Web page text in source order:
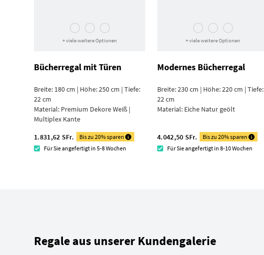
+ viele weitere Optionen
Bücherregal mit Türen
Breite: 180 cm | Höhe: 250 cm | Tiefe:
22 cm
Material: Premium Dekore Weiß |
Multiplex Kante
1.831,62 SFr.
Bis zu 20% sparen
Für Sie angefertigt in 5-8 Wochen
+ viele weitere Optionen
Modernes Bücherregal
Breite: 230 cm | Höhe: 220 cm | Tiefe:
22 cm
Material: Eiche Natur geölt
4.042,50 SFr.
Bis zu 20% sparen
Für Sie angefertigt in 8-10 Wochen
Regale aus unserer Kundengalerie